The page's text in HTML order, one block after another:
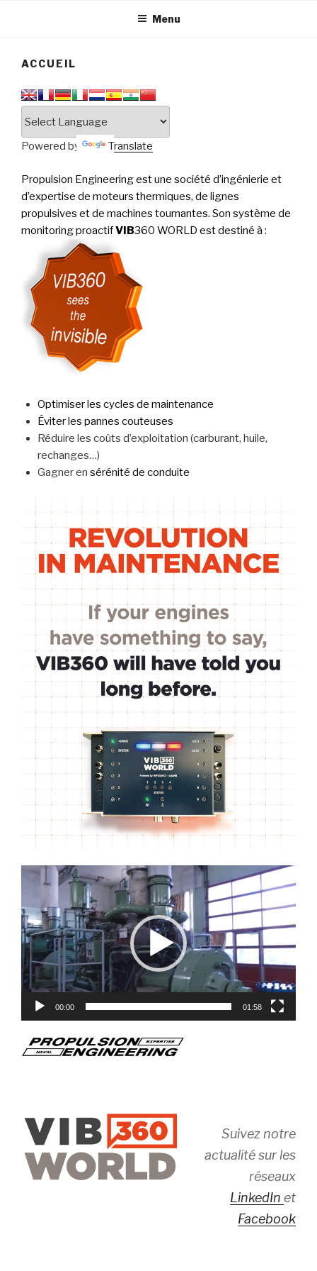
PERFORMANCE
Menu
ACCUEIL
Powered by Translate
Propulsion Engineering est une société d’ingénierie et
d’expertise de moteurs thermiques, de lignes
propulsives et de machines tournantes. Son système de
monitoring proactifVIB360 WORLD est destiné à :
Optimiser les cycles de maintenance
Éviter les pannes couteuses
Réduire les coûts d’exploitation (carburant, huile,
rechanges…)
Gagner en sérénité de conduite
Lecteur
00:00 01:58
Suivez notre
actualité sur les
réseaux
LinkedIn et
Facebook